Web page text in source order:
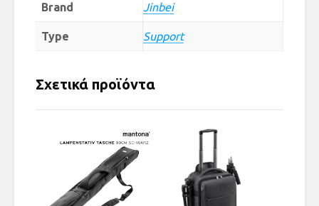
Brand Jinbei
Type Support
Σχετικά προϊόντα